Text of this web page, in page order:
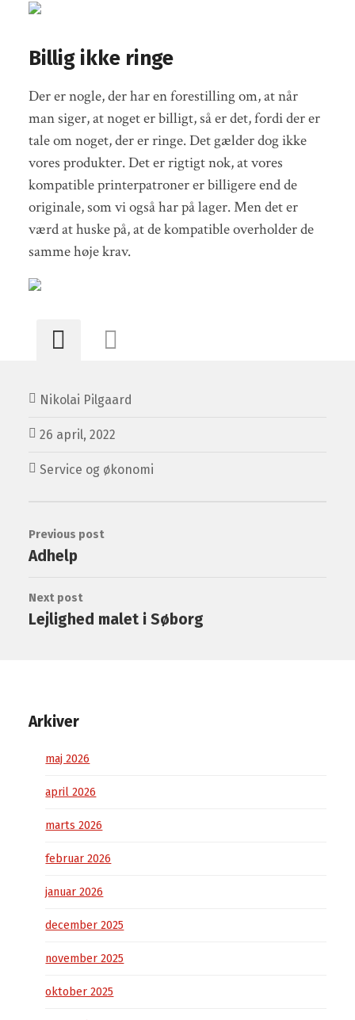
Billig ikke ringe
Der er nogle, der har en forestilling om, at når
man siger, at noget er billigt, så er det, fordi der er
tale om noget, der er ringe. Det gælder dog ikke
vores produkter. Det er rigtigt nok, at vores
kompatible printerpatroner er billigere end de
originale, som vi også har på lager. Men det er
værd at huske på, at de kompatible overholder de
samme høje krav.
Nikolai Pilgaard
26 april, 2022
Service og økonomi
Previous post
Adhelp
Next post
Lejlighed malet i Søborg
Arkiver
maj 2026
april 2026
marts 2026
februar 2026
januar 2026
december 2025
november 2025
oktober 2025